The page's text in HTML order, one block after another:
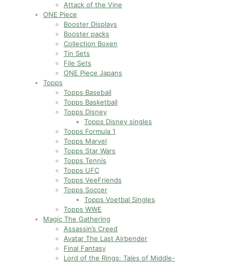
Attack of the Vine
ONE Piece
Booster Displays
Booster packs
Collection Boxen
Tin Sets
File Sets
ONE Piece Japans
Topps
Topps Baseball
Topps Basketball
Topps Disney
Topps Disney singles
Topps Formula 1
Topps Marvel
Topps Star Wars
Topps Tennis
Topps UFC
Topps VeeFriends
Topps Soccer
Topps Voetbal Singles
Topps WWE
Magic The Gathering
Assassin’s Creed
Avatar The Last Airbender
Final Fantasy
Lord of the Rings: Tales of Middle-